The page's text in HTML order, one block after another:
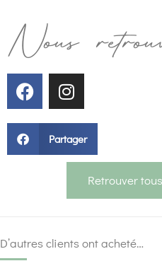
Nous
Partager
Retrouver
D’autres clients ont acheté…